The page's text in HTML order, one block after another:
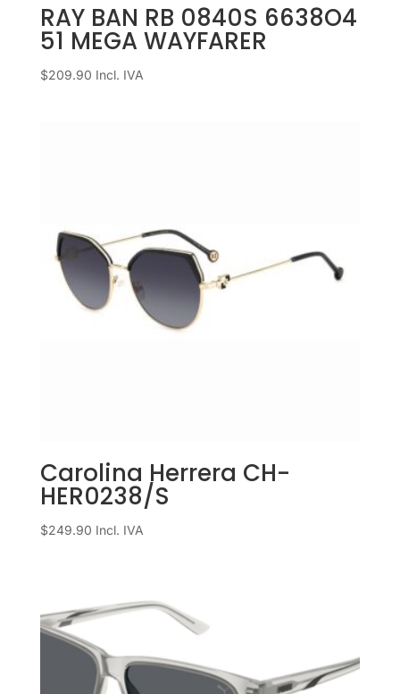
RAY BAN RB 0840S 6638O4
51 MEGA WAYFARER
$209.90 Incl. IVA
Carolina Herrera CH-
HER0238/S
$249.90 Incl. IVA